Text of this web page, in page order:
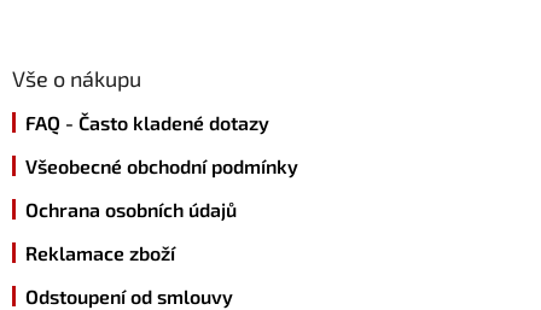
Vše o nákupu
FAQ - Často kladené dotazy
Všeobecné obchodní podmínky
Ochrana osobních údajů
Reklamace zboží
Odstoupení od smlouvy